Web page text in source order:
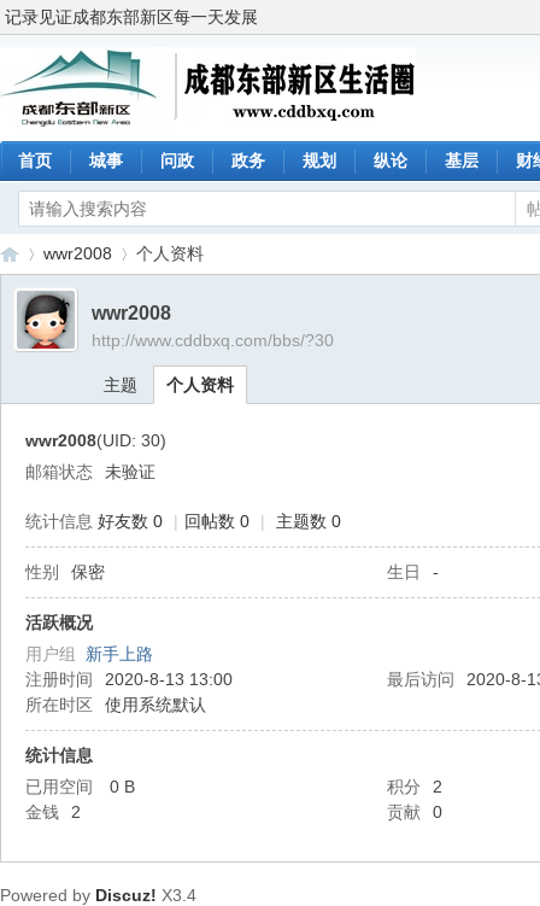
记录见证成都东部新区每一天发展
首页 城事 问政 政务 规划 纵论 基层 财
›
wwr2008 个人资料
wwr2008
http://www.cddbxq.com/bbs/?30
主题 个人资料
wwr2008(UID: 30)
邮箱状态
未验证
统计信息 好友数 0 | 回帖数 0 | 主题数 0
性别 保密 生日 -
活跃概况
用户组 新手上路
注册时间
2020-8-13 13:00 最后访问
2020-8-
所在时区
使用系统默认
统计信息
已用空间
0 B 积分
2
金钱
2 贡献 0
Powered by Discuz! X3.4